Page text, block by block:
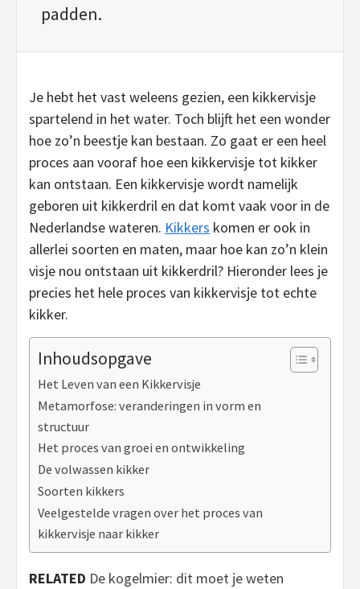
padden.
Je hebt het vast weleens gezien, een kikkervisje
spartelend in het water. Toch blijft het een wonder
hoe zo’n beestje kan bestaan. Zo gaat er een heel
proces aan vooraf hoe een kikkervisje tot kikker
kan ontstaan. Een kikkervisje wordt namelijk
geboren uit kikkerdril en dat komt vaak voor in de
Nederlandse wateren. Kikkers komen er ook in
allerlei soorten en maten, maar hoe kan zo’n klein
visje nou ontstaan uit kikkerdril? Hieronder lees je
precies het hele proces van kikkervisje tot echte
kikker.
Inhoudsopgave
Het Leven van een Kikkervisje
Metamorfose: veranderingen in vorm en
structuur
Het proces van groei en ontwikkeling
De volwassen kikker
Soorten kikkers
Veelgestelde vragen over het proces van
kikkervisje naar kikker
RELATED De kogelmier: dit moet je weten